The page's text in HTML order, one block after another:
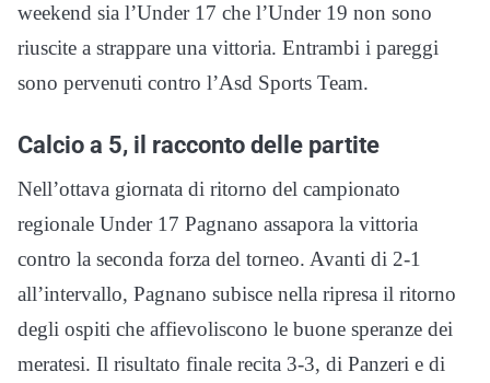
weekend sia l’Under 17 che l’Under 19 non sono
riuscite a strappare una vittoria. Entrambi i pareggi
sono pervenuti contro l’Asd Sports Team.
Calcio a 5, il racconto delle partite
Nell’ottava giornata di ritorno del campionato
regionale Under 17 Pagnano assapora la vittoria
contro la seconda forza del torneo. Avanti di 2-1
all’intervallo, Pagnano subisce nella ripresa il ritorno
degli ospiti che affievoliscono le buone speranze dei
meratesi. Il risultato finale recita 3-3, di Panzeri e di